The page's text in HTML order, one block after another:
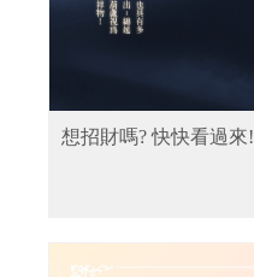
想招財嗎? 快快看過來!